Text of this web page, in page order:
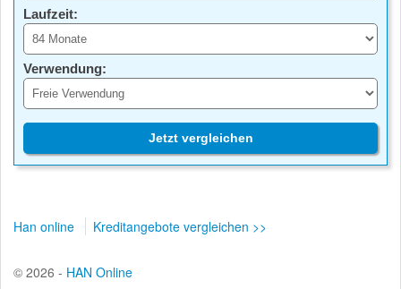
Laufzeit:
Verwendung:
Jetzt vergleichen
Han online Kreditangebote vergleichen >>
© 2026 - HAN Online